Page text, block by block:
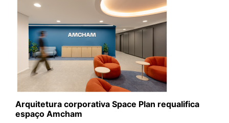
Arquitetura corporativa Space Plan requalifica
espaço Amcham